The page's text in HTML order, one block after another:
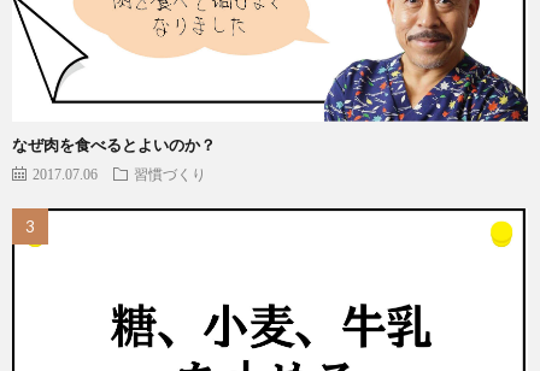
なぜ肉を食べるとよいのか？
2017.07.06 習慣づくり